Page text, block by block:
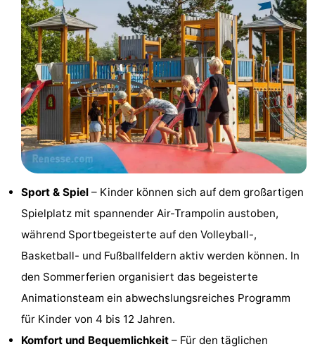
Essen
und
trinken
Veranstaltungen
Praktisch
Forum
Route
Parken
Reisebuchshop
Adressen
Region
-
Sport & Spiel – Kinder können sich auf dem großartigen
Spielplatz mit spannender Air-Trampolin austoben,
während Sportbegeisterte auf den Volleyball-,
Basketball- und Fußballfeldern aktiv werden können. In
den Sommerferien organisiert das begeisterte
Animationsteam ein abwechslungsreiches Programm
für Kinder von 4 bis 12 Jahren.
Komfort und Bequemlichkeit – Für den täglichen